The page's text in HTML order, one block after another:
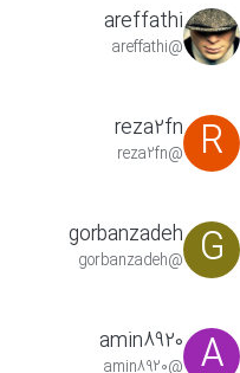
areffathi
@areffathi
R
reza2fn
@reza2fn
G
gorbanzadeh
@gorbanzadeh
A
amin8920
@amin8920